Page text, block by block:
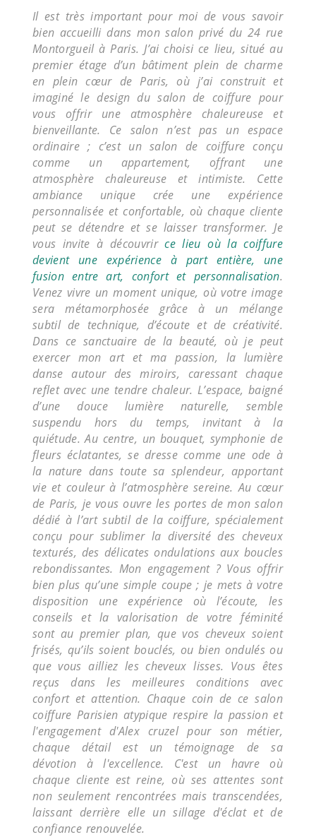
Il est très important pour moi de vous savoir
bien accueilli dans mon salon privé du 24 rue
Montorgueil à Paris. J’ai choisi ce lieu, situé au
premier étage d’un bâtiment plein de charme
en plein cœur de Paris, où j’ai construit et
imaginé le design du salon de coiffure pour
vous offrir une atmosphère chaleureuse et
bienveillante. Ce salon n’est pas un espace
ordinaire ; c’est un salon de coiffure conçu
comme un appartement, offrant une
atmosphère chaleureuse et intimiste. Cette
ambiance unique crée une expérience
personnalisée et confortable, où chaque cliente
peut se détendre et se laisser transformer. Je
vous invite à découvrirce lieu où la coiffure
devient une expérience à part entière, une
fusion entre art, confort et personnalisation.
Venez vivre un moment unique, où votre image
sera métamorphosée grâce à un mélange
subtil de technique, d’écoute et de créativité.
Dans ce sanctuaire de la beauté, où je peut
exercer mon art et ma passion, la lumière
danse autour des miroirs, caressant chaque
reflet avec une tendre chaleur. L’espace, baigné
d’une douce lumière naturelle, semble
suspendu hors du temps, invitant à la
quiétude. Au centre, un bouquet, symphonie de
fleurs éclatantes, se dresse comme une ode à
la nature dans toute sa splendeur, apportant
vie et couleur à l’atmosphère sereine. Au cœur
de Paris, je vous ouvre les portes de mon salon
dédié à l’art subtil de la coiffure, spécialement
conçu pour sublimer la diversité des cheveux
texturés, des délicates ondulations aux boucles
rebondissantes. Mon engagement ? Vous offrir
bien plus qu’une simple coupe ; je mets à votre
disposition une expérience où l’écoute, les
conseils et la valorisation de votre féminité
sont au premier plan, que vos cheveux soient
frisés, qu’ils soient bouclés, ou bien ondulés ou
que vous ailliez les cheveux lisses. Vous êtes
reçus dans les meilleures conditions avec
confort et attention. Chaque coin de ce salon
coiffure Parisien atypique respire la passion et
l'engagement d'Alex cruzel pour son métier,
chaque détail est un témoignage de sa
dévotion à l'excellence. C'est un havre où
chaque cliente est reine, où ses attentes sont
non seulement rencontrées mais transcendées,
laissant derrière elle un sillage d'éclat et de
confiance renouvelée.